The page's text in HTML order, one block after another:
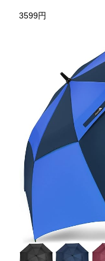
3599円